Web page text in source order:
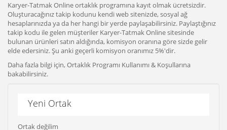
Karyer-Tatmak Online ortaklık programına kayıt olmak ücretsizdir.
Oluşturacağınız takip kodunu kendi web sitenizde, sosyal ağ
hesaplarınızda ya da her hangi bir yerde paylaşabilirsiniz. Paylaştığınız
takip kodu ile gelen müşteriler Karyer-Tatmak Online sitesinde
bulunan ürünleri satın aldığında, komisyon oranına göre sizde gelir
elde edersiniz. Şu anki geçerli komisyon oranımız 5%'dir.
Daha fazla bilgi için, Ortaklık Programı Kullanımı & Koşullarına
bakabilirsiniz.
Yeni Ortak
Ortak değilim